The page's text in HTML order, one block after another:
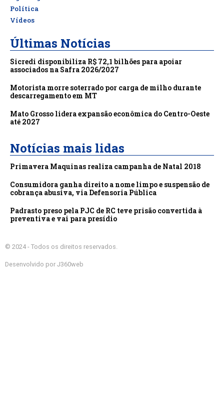
Política
Vídeos
Últimas Notícias
Sicredi disponibiliza R$ 72,1 bilhões para apoiar
associados na Safra 2026/2027
Motorista morre soterrado por carga de milho durante
descarregamento em MT
Mato Grosso lidera expansão econômica do Centro-Oeste
até 2027
Notícias mais lidas
Primavera Maquinas realiza campanha de Natal 2018
Consumidora ganha direito a nome limpo e suspensão de
cobrança abusiva, via Defensoria Pública
Padrasto preso pela PJC de RC teve prisão convertida à
preventiva e vai para presídio
© 2024 - Todos os direitos reservados.
Desenvolvido por J360web